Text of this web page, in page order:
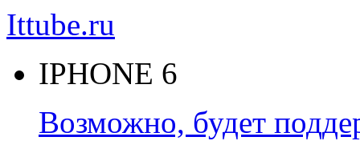
Ittube.ru
IPHONE 6
Возможно, будет